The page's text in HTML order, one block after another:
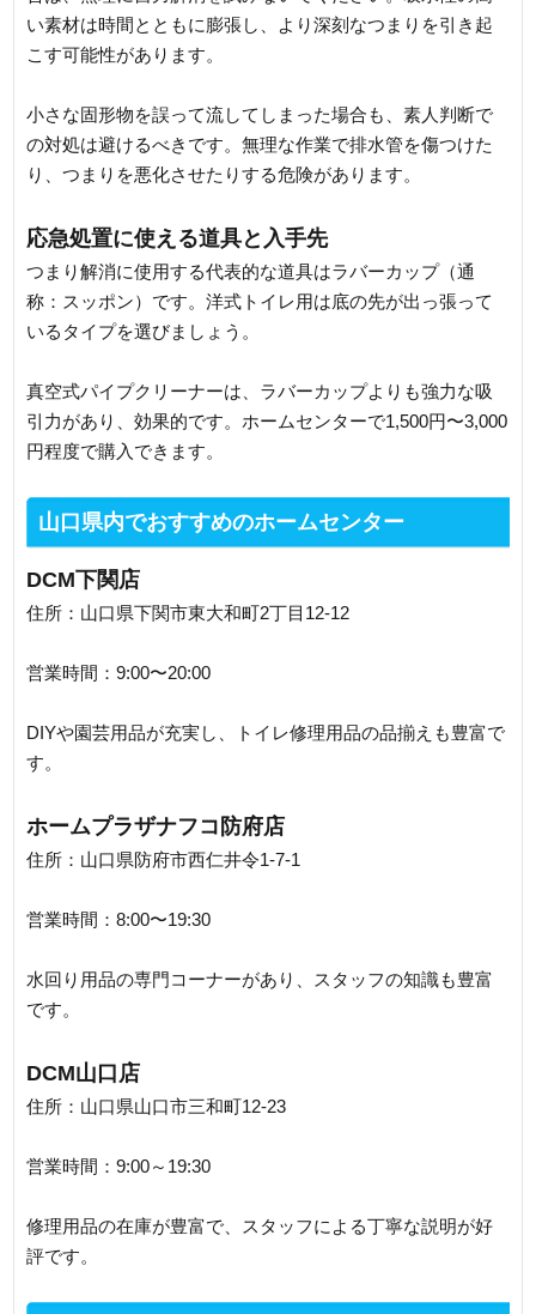
い素材は時間とともに膨張し、より深刻なつまりを引き起
こす可能性があります。
小さな固形物を誤って流してしまった場合も、素人判断で
の対処は避けるべきです。無理な作業で排水管を傷つけた
り、つまりを悪化させたりする危険があります。
応急処置に使える道具と入手先
つまり解消に使用する代表的な道具はラバーカップ（通
称：スッポン）です。洋式トイレ用は底の先が出っ張って
いるタイプを選びましょう。
真空式パイプクリーナーは、ラバーカップよりも強力な吸
引力があり、効果的です。ホームセンターで1,500円〜3,000
円程度で購入できます。
山口県内でおすすめのホームセンター
DCM下関店
住所：山口県下関市東大和町2丁目12-12
営業時間：9:00〜20:00
DIYや園芸用品が充実し、トイレ修理用品の品揃えも豊富で
す。
ホームプラザナフコ防府店
住所：山口県防府市西仁井令1-7-1
営業時間：8:00〜19:30
水回り用品の専門コーナーがあり、スタッフの知識も豊富
です。
DCM山口店
住所：山口県山口市三和町12-23
営業時間：9:00～19:30
修理用品の在庫が豊富で、スタッフによる丁寧な説明が好
評です。